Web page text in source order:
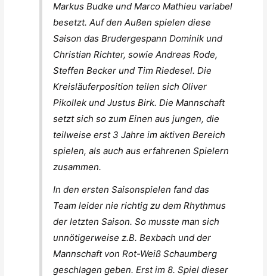
Markus Budke und Marco Mathieu variabel
besetzt. Auf den Außen spielen diese
Saison das Brudergespann Dominik und
Christian Richter, sowie Andreas Rode,
Steffen Becker und Tim Riedesel. Die
Kreisläuferposition teilen sich Oliver
Pikollek und Justus Birk. Die Mannschaft
setzt sich so zum Einen aus jungen, die
teilweise erst 3 Jahre im aktiven Bereich
spielen, als auch aus erfahrenen Spielern
zusammen.
In den ersten Saisonspielen fand das
Team leider nie richtig zu dem Rhythmus
der letzten Saison. So musste man sich
unnötigerweise z.B. Bexbach und der
Mannschaft von Rot-Weiß Schaumberg
geschlagen geben. Erst im 8. Spiel dieser